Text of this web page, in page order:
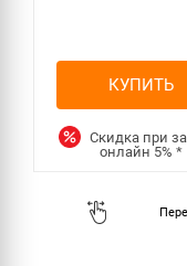
КУПИТЬ
Скидка при
онлайн 5% *